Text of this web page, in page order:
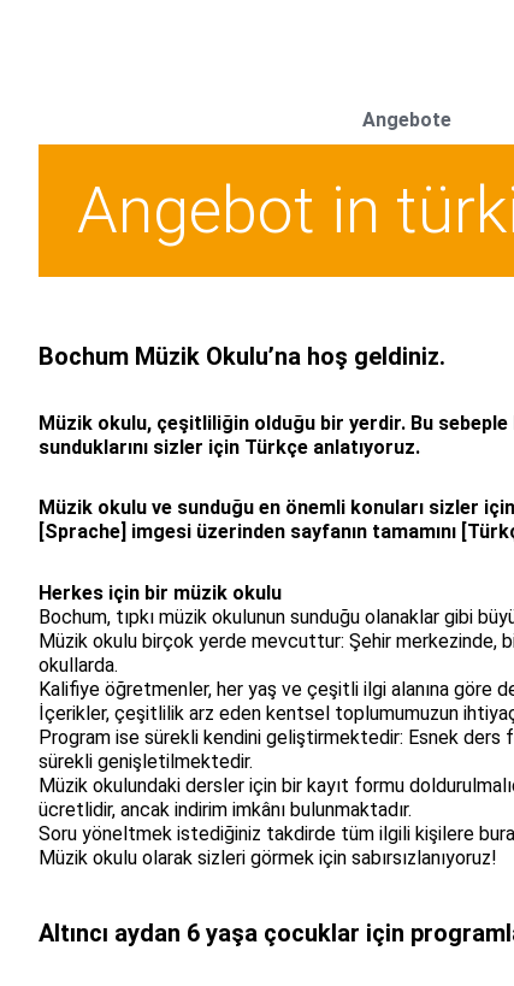
Angebote
Angebot in
Bochum Müzik Okulu’na hoş geldiniz.
Müzik okulu, çeşitliliğin olduğu bir yerdir. Bu
sunduklarını sizler için Türkçe anlatıyoruz.
Müzik okulu ve sunduğu en önemli konuları sizler
[Sprache] imgesi üzerinden sayfanın tamamını
Herkes için bir müzik okulu
Bochum, tıpkı müzik okulunun sunduğu olanaklar gibi
Müzik okulu birçok yerde mevcuttur: Şehir merkezinde,
okullarda.
Kalifiye öğretmenler, her yaş ve çeşitli ilgi alanına göre
İçerikler, çeşitlilik arz eden kentsel toplumumuzun
Program ise sürekli kendini geliştirmektedir: Esnek ders
sürekli genişletilmektedir.
Müzik okulundaki dersler için bir kayıt formu
ücretlidir, ancak indirim imkânı bulunmaktadır.
Soru yöneltmek istediğiniz takdirde tüm ilgili kişilere
Müzik okulu olarak sizleri görmek için sabırsızlanıyoruz!
Altıncı aydan 6 yaşa çocuklar için